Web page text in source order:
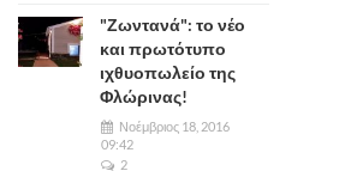
"Ζωντανά": το νέο
και πρωτότυπο
ιχθυοπωλείο της
Φλώρινας!
Νοέμβριος 18, 2016
09:42
2